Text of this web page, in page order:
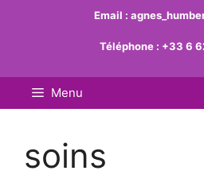
Email :
Téléphone : +33 6
Menu
soins